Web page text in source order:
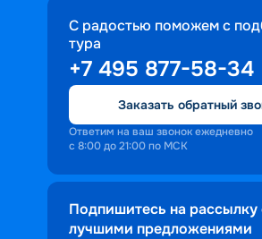
С радостью поможем с
тура
+7 495 877-58-34
Заказать обратный
Ответим на ваш звонок ежедневно
с 8:00 до 21:00 по МСК
Подпишитесь на рассылку
лучшими предложениями